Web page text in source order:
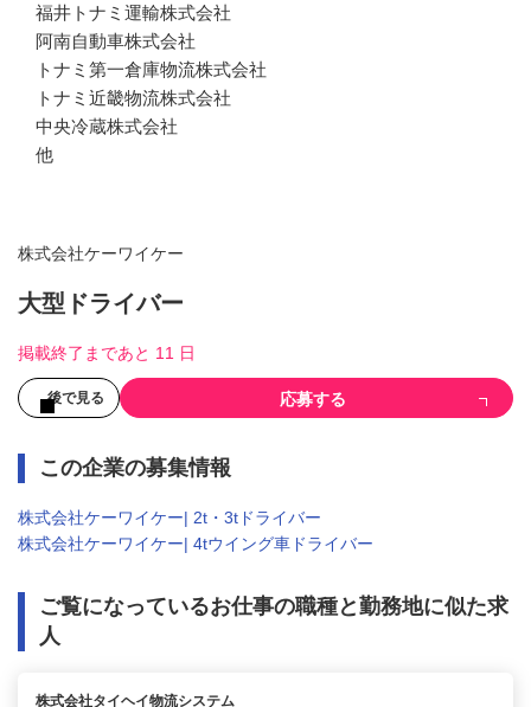
福井トナミ運輸株式会社
阿南自動車株式会社
トナミ第一倉庫物流株式会社
トナミ近畿物流株式会社
中央冷蔵株式会社
他
株式会社ケーワイケー
大型ドライバー
掲載終了まであと 11 日
後で見る 応募する
この企業の募集情報
株式会社ケーワイケー| 2t・3tドライバー
株式会社ケーワイケー| 4tウイング車ドライバー
ご覧になっているお仕事の職種と勤務地に似た求
人
株式会社タイヘイ物流システム